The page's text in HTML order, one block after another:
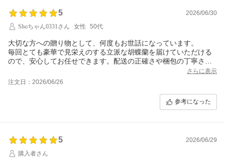
まいります。
改めて、大切なお客様にご迷惑をおかけしたこと、心からお詫び申し上
以後このようなことがないよう、より良いサービスを提供できるよう努
めてまいります。
5
2026/06/30
Shoちゃん0331さん
女性 50代
大切な方への贈り物として、何度もお世話になっています。
毎回とても豪華で見栄えのする立派な胡蝶蘭を届けていただける
ので、安心してお任せできます。配送の正確さや梱包の丁寧さを
含め、非常に信頼できるショップですので、次回も利用させて頂
きます。いつもありがとうございます。
さらに表示
注文日：2026/06/26
参考になった
5
2026/06/29
購入者さん